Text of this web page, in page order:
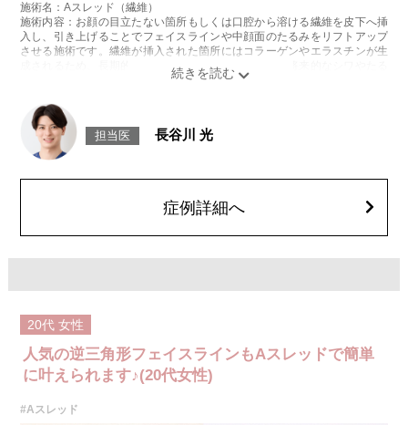
施術名：Aスレッド（繊維）
施術内容：お顔の目立たない箇所もしくは口腔から溶ける繊維を皮下へ挿
入し、引き上げることでフェイスラインや中顔面のたるみをリフトアップ
させる施術です。繊維が挿入された箇所にはコラーゲンやエラスチンが生
成されるため、長期的な美肌効果、肌質の改善効果、将来的なシワやたる
みの予防効果が期待できます。
リスク、副作用：腫れ、内出血、疼痛、頭痛、引き攣れ感などが生じるこ
とがございます。また、稀ではありますが、施術部位の細菌感染症、皮膚
のよれ、繊維の突出などが生じることがございます。化膿止め・痛み止め
を処方しております。服用により、何か異常があれば服用を中止してくだ
費用：1部位 184,800円(税込)
オプション：笑気麻酔 3,300円(税込)
担当医 長谷川 光
症例詳細へ
20代 女性
人気の逆三角形フェイスラインもAスレッドで簡単
に叶えられます♪(20代女性)
#Aスレッド